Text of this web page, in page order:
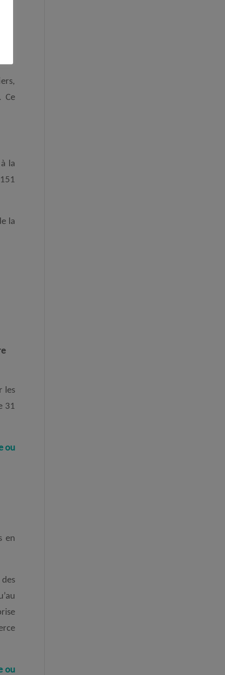
Ce
la
la
les
31
ou
en
ou